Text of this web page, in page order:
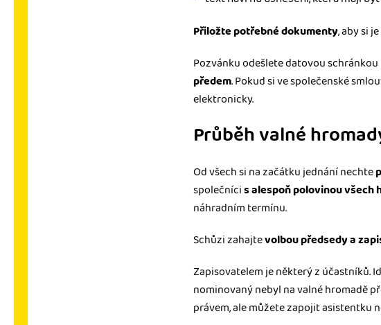
Přiložte potřebné dokumenty, aby si
Pozvánku odešlete datovou
předem. Pokud si ve společenské
elektronicky.
Průběh valné
Od všech si na začátku jednání nechte
společnícis alespoň polovinou všech
náhradním termínu.
Schůzi zahajtevolbou předsedy a
Zapisovatelem je některý z účastníků.
nominovaný nebyl na valné hromadě
právem, ale můžete zapojit asistentku